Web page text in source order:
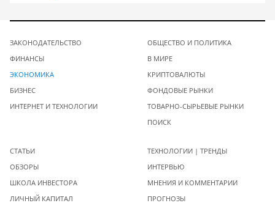
ЗАКОНОДАТЕЛЬСТВО
ФИНАНСЫ
ЭКОНОМИКА
БИЗНЕС
ИНТЕРНЕТ И ТЕХНОЛОГИИ
ОБЩЕСТВО И ПОЛИТИКА
В МИРЕ
КРИПТОВАЛЮТЫ
ФОНДОВЫЕ РЫНКИ
ТОВАРНО-СЫРЬЕВЫЕ РЫНКИ
ПОИСК
СТАТЬИ
ОБЗОРЫ
ШКОЛА ИНВЕСТОРА
ЛИЧНЫЙ КАПИТАЛ
ТЕХНОЛОГИИ | ТРЕНДЫ
ИНТЕРВЬЮ
МНЕНИЯ И КОММЕНТАРИИ
ПРОГНОЗЫ